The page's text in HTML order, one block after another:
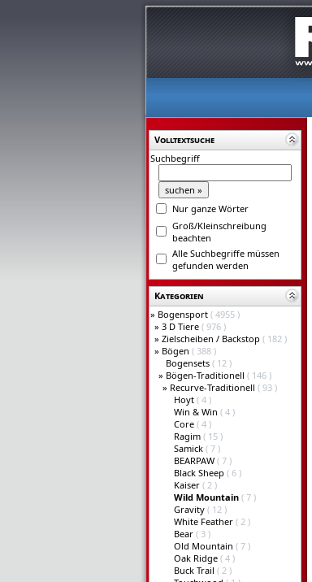
Volltextsuche
Suchbegriff
Nur ganze Wörter
Groß/Kleinschreibung
beachten
Alle Suchbegriffe müssen
gefunden werden
Kategorien
» Bogensport ( 4955 )
» 3 D Tiere ( 976 )
» Zielscheiben / Backstop ( 182 )
» Bögen ( 388 )
Bogensets ( 12 )
» Bögen-Traditionell ( 146 )
» Recurve-Traditionell ( 93 )
Hoyt ( 4 )
Win & Win ( 4 )
Core ( 4 )
Ragim ( 15 )
Samick ( 7 )
BEARPAW ( 7 )
Black Sheep ( 6 )
Kaiser ( 2 )
Wild Mountain ( 7 )
Gravity ( 12 )
White Feather ( 2 )
Bear ( 3 )
Old Mountain ( 7 )
Oak Ridge ( 4 )
Buck Trail ( 2 )